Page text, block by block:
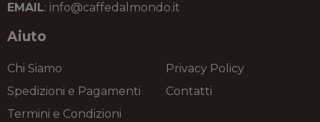
EMAIL: info@caffedalmondo.it
Aiuto
Chi Siamo
Spedizioni e Pagamenti
Termini e Condizioni
Privacy Policy
Contatti